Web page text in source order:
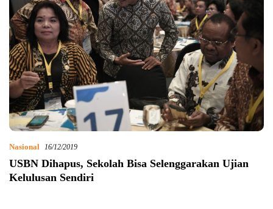
Nasional 16/12/2019
USBN Dihapus, Sekolah Bisa Selenggarakan Ujian
Kelulusan Sendiri